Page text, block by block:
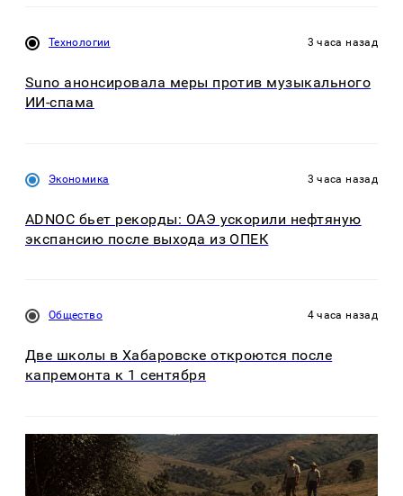
Технологии 3 часа назад
Suno анонсировала меры против музыкального
ИИ-спама
Экономика 3 часа назад
ADNOC бьет рекорды: ОАЭ ускорили нефтяную
экспансию после выхода из ОПЕК
Общество 4 часа назад
Две школы в Хабаровске откроются после
капремонта к 1 сентября